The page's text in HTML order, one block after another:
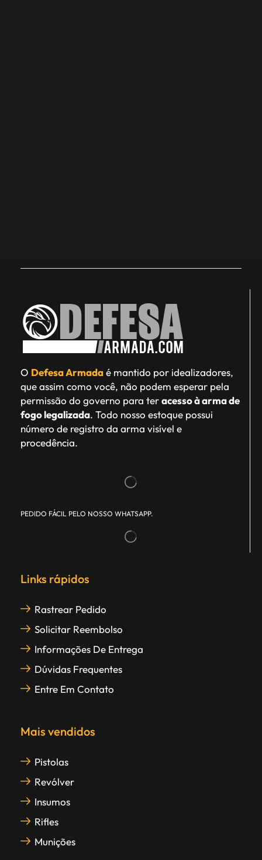
O Defesa Armadaé mantido por idealizadores,
que assim como você, não podem esperar pela
permissão do governo para teracesso à arma de
fogo legalizada. Todo nosso estoque possui
número de registro da arma visível e
procedência.
PEDIDO FÁCIL PELO NOSSO WHATSAPP.
Links rápidos
Rastrear Pedido
Solicitar Reembolso
Informações De Entrega
Dúvidas Frequentes
Entre Em Contato
Mais vendidos
Pistolas
Revólver
Insumos
Rifles
Munições